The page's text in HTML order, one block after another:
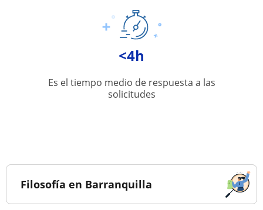
<4h
Es el tiempo medio de respuesta a las
solicitudes
Filosofía en Barranquilla